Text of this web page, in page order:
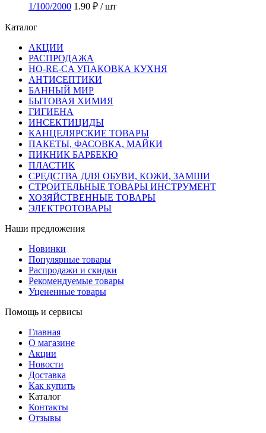
1/100/2000 1.90 ₽ / шт
Каталог
АКЦИИ
РАСПРОДАЖА
HO-RE-CA УПАКОВКА КУХНЯ
АНТИСЕПТИКИ
БАННЫЙ МИР
БЫТОВАЯ ХИМИЯ
ГИГИЕНА
ИНСЕКТИЦИДЫ
КАНЦЕЛЯРСКИЕ ТОВАРЫ
ПАКЕТЫ, ФАСОВКА, МАЙКИ
ПИКНИК БАРБЕКЮ
ПЛАСТИК
СРЕДСТВА ДЛЯ ОБУВИ, КОЖИ, ЗАМШИ
СТРОИТЕЛЬНЫЕ ТОВАРЫ ИНСТРУМЕНТ
ХОЗЯЙСТВЕННЫЕ ТОВАРЫ
ЭЛЕКТРОТОВАРЫ
Наши предложения
Новинки
Популярные товары
Распродажи и скидки
Рекомендуемые товары
Уцененные товары
Помощь и сервисы
Главная
О магазине
Акции
Новости
Доставка
Как купить
Каталог
Контакты
Отзывы